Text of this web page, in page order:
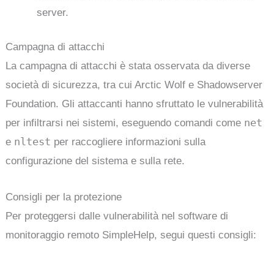
server.
Campagna di attacchi
La campagna di attacchi è stata osservata da diverse
società di sicurezza, tra cui Arctic Wolf e Shadowserver
Foundation. Gli attaccanti hanno sfruttato le vulnerabilità
per infiltrarsi nei sistemi, eseguendo comandi come net
e nltest per raccogliere informazioni sulla
configurazione del sistema e sulla rete.
Consigli per la protezione
Per proteggersi dalle vulnerabilità nel software di
monitoraggio remoto SimpleHelp, segui questi consigli: